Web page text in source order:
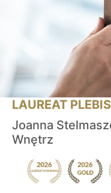
LAUREAT
Joanna
Wnętrz